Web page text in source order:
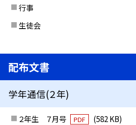
行事
生徒会
配布文書
学年通信(２年)
２年生 ７月号 PDF
(582 KB)